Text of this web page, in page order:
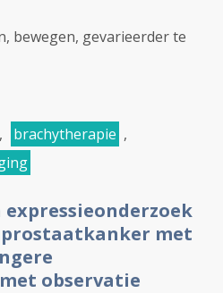
bewegen, gevarieerder te
, brachytherapie ,
expressieonderzoek
met
observatie